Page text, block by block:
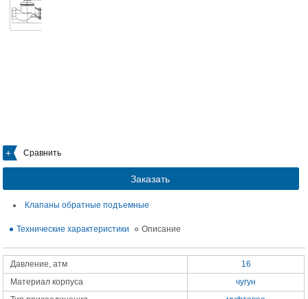
Сравнить
Заказать
Клапаны обратные подъемные
Технические характеристики Описание
Давление, атм
16
Материал корпуса
чугун